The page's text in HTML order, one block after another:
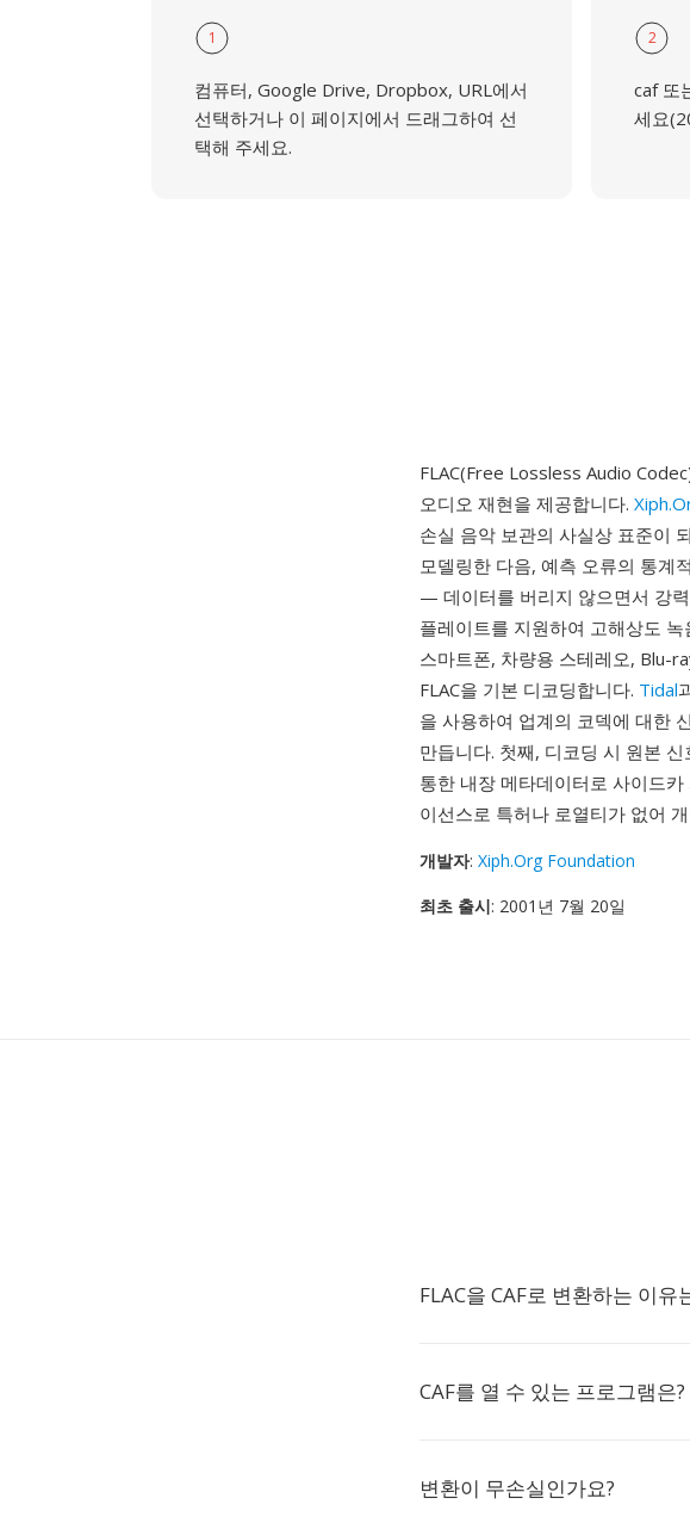
1
컴퓨터, Google Drive, Dropbox, URL에서
선택하거나 이 페이지에서 드래그하여 선
택해 주세요.
2
caf 또
세요
FLAC(Free Lossless Audio
오디오 재현을 제공합니다.
손실 음악 보관의 사실상 표준이
모델링한 다음, 예측 오류의 통계
— 데이터를 버리지 않으면서 강
플레이트를 지원하여 고해상도
스마트폰, 차량용 스테레오, Blu-
FLAC을 기본 디코딩합니다. Tidal
을 사용하여 업계의 코덱에 대한
만듭니다. 첫째, 디코딩 시 원본
통한 내장 메타데이터로 사이드
이선스로 특허나 로열티가 없어
개발자: Xiph.Org Foundation
최초 출시: 2001년 7월 20일
FLAC을 CAF로 변환하는 이유
CAF를 열 수 있는 프로그램은?
변환이 무손실인가요?